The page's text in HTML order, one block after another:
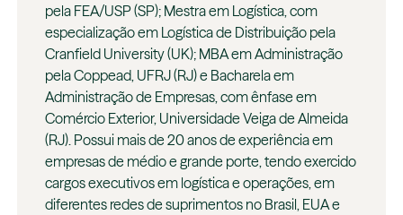
pela FEA/USP (SP); Mestra em Logística, com
especialização em Logística de Distribuição pela
Cranfield University (UK); MBA em Administração
pela Coppead, UFRJ (RJ) e Bacharela em
Administração de Empresas, com ênfase em
Comércio Exterior, Universidade Veiga de Almeida
(RJ). Possui mais de 20 anos de experiência em
empresas de médio e grande porte, tendo exercido
cargos executivos em logística e operações, em
diferentes redes de suprimentos no Brasil, EUA e